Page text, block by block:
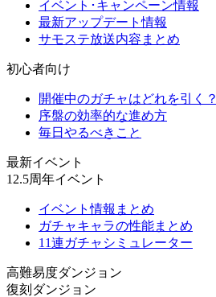
イベント･キャンペーン情報
最新アップデート情報
サモステ放送内容まとめ
初心者向け
開催中のガチャはどれを引く？
序盤の効率的な進め方
毎日やるべきこと
最新イベント
12.5周年イベント
イベント情報まとめ
ガチャキャラの性能まとめ
11連ガチャシミュレーター
高難易度ダンジョン
復刻ダンジョン